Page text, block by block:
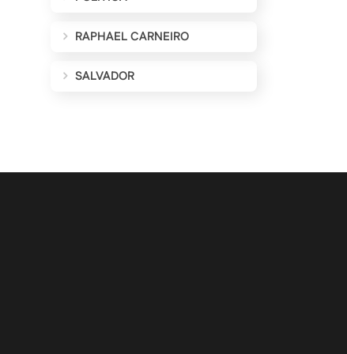
RAPHAEL CARNEIRO
SALVADOR